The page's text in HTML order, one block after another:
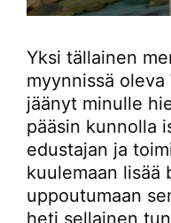
Yksi tällainen
myynnissä oleva
jäänyt minulle
pääsin kunnolla
edustajan ja
kuulemaan lisää
uppoutumaan
heti sellainen